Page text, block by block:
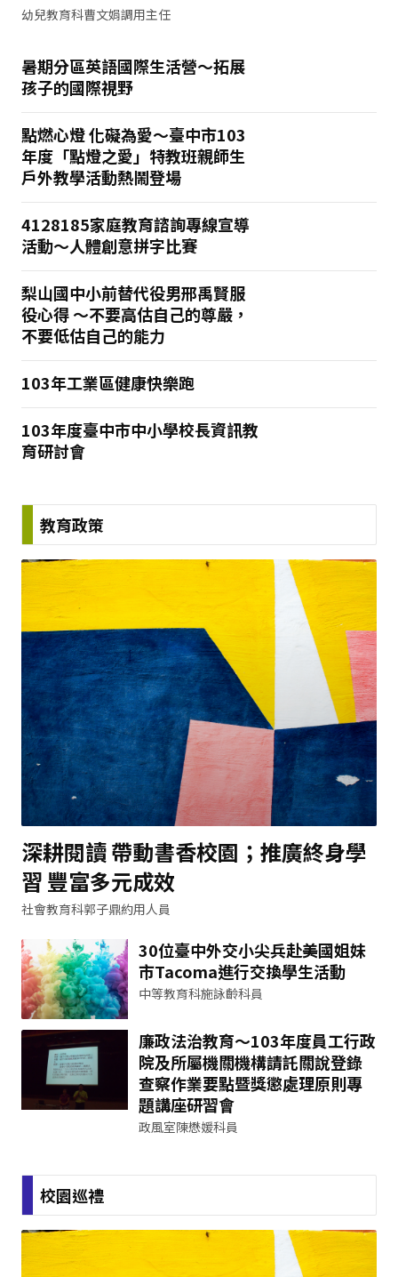
幼兒教育科曹文娟調用主任
暑期分區英語國際生活營～拓展
孩子的國際視野
點燃心燈 化礙為愛～臺中市103
年度「點燈之愛」特教班親師生
戶外教學活動熱鬧登場
4128185家庭教育諮詢專線宣導
活動～人體創意拼字比賽
梨山國中小前替代役男邢禹賢服
役心得 ～不要高估自己的尊嚴，
不要低估自己的能力
103年工業區健康快樂跑
103年度臺中市中小學校長資訊教
育研討會
教育政策
深耕閱讀 帶動書香校園；推廣終身學
習 豐富多元成效
社會教育科郭子鼎約用人員
30位臺中外交小尖兵赴美國姐妹
市Tacoma進行交換學生活動
中等教育科施詠齡科員
廉政法治教育～103年度員工行政
院及所屬機關機構請託關說登錄
查察作業要點暨獎懲處理原則專
題講座研習會
政風室陳懋媛科員
校園巡禮